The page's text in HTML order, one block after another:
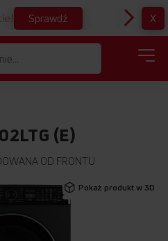
Sprawdź X
(E)
OD FRONTU
Pokaż produkt w 3D